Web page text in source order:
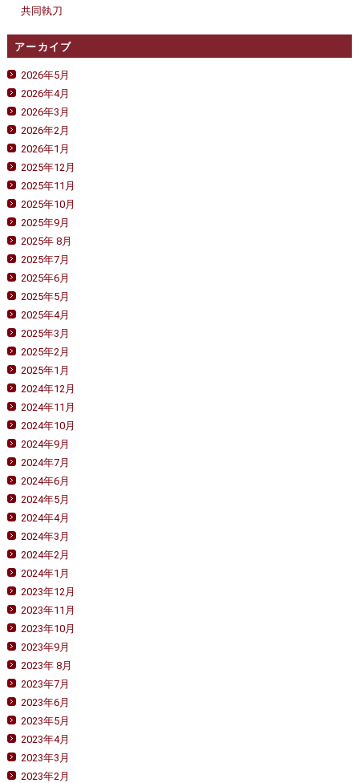
アーカイブ
共同執刀
アーカイブ
2026年5月
2026年4月
2026年3月
2026年2月
2026年1月
2025年12月
2025年11月
2025年10月
2025年9月
2025年 8月
2025年7月
2025年6月
2025年5月
2025年4月
2025年3月
2025年2月
2025年1月
2024年12月
2024年11月
2024年10月
2024年9月
2024年7月
2024年6月
2024年5月
2024年4月
2024年3月
2024年2月
2024年1月
2023年12月
2023年11月
2023年10月
2023年9月
2023年 8月
2023年7月
2023年6月
2023年5月
2023年4月
2023年3月
2023年2月